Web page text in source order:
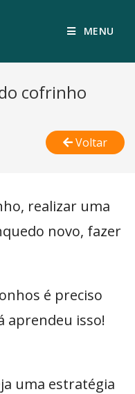
MENU
cofrinho
Voltar
realizar uma
novo, fazer
é preciso
aprendeu isso!
uma estratégia